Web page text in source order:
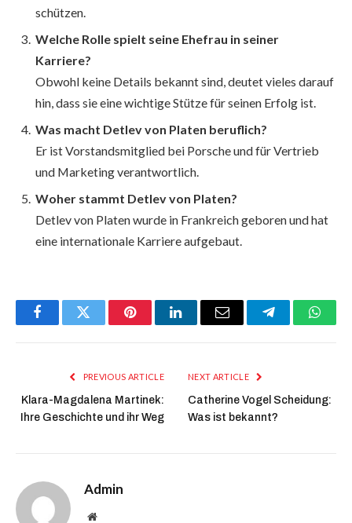
schützen.
Welche Rolle spielt seine Ehefrau in seiner
Karriere?
Obwohl keine Details bekannt sind, deutet vieles darauf
hin, dass sie eine wichtige Stütze für seinen Erfolg ist.
Was macht Detlev von Platen beruflich?
Er ist Vorstandsmitglied bei Porsche und für Vertrieb
und Marketing verantwortlich.
Woher stammt Detlev von Platen?
Detlev von Platen wurde in Frankreich geboren und hat
eine internationale Karriere aufgebaut.
FacebookTwitter PinterestLinkedInEmail Telegram
PREVIOUS ARTICLE
Klara-Magdalena Martinek:
Ihre Geschichte und ihr Weg
NEXT ARTICLE
Catherine Vogel Scheidung:
Was ist bekannt?
Admin
Website